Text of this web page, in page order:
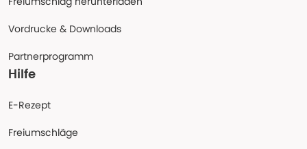
Vordrucke & Downloads
Partnerprogramm
Hilfe
E-Rezept
Freiumschläge